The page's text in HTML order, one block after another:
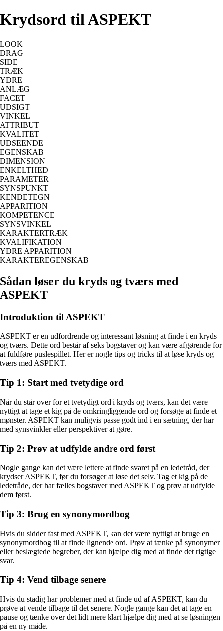
Krydsord til ASPEKT
LOOK
DRAG
SIDE
TRÆK
YDRE
ANLÆG
FACET
UDSIGT
VINKEL
ATTRIBUT
KVALITET
UDSEENDE
EGENSKAB
DIMENSION
ENKELTHED
PARAMETER
SYNSPUNKT
KENDETEGN
APPARITION
KOMPETENCE
SYNSVINKEL
KARAKTERTRÆK
KVALIFIKATION
YDRE APPARITION
KARAKTEREGENSKAB
Sådan løser du kryds og tværs med
ASPEKT
Introduktion til ASPEKT
ASPEKT er en udfordrende og interessant løsning at finde i en kryds
og tværs. Dette ord består af seks bogstaver og kan være afgørende for
at fuldføre puslespillet. Her er nogle tips og tricks til at løse kryds og
tværs med ASPEKT.
Tip 1: Start med tvetydige ord
Når du står over for et tvetydigt ord i kryds og tværs, kan det være
nyttigt at tage et kig på de omkringliggende ord og forsøge at finde et
mønster. ASPEKT kan muligvis passe godt ind i en sætning, der har
med synsvinkler eller perspektiver at gøre.
Tip 2: Prøv at udfylde andre ord først
Nogle gange kan det være lettere at finde svaret på en ledetråd, der
krydser ASPEKT, før du forsøger at løse det selv. Tag et kig på de
ledetråde, der har fælles bogstaver med ASPEKT og prøv at udfylde
dem først.
Tip 3: Brug en synonymordbog
Hvis du sidder fast med ASPEKT, kan det være nyttigt at bruge en
synonymordbog til at finde lignende ord. Prøv at tænke på synonymer
eller beslægtede begreber, der kan hjælpe dig med at finde det rigtige
svar.
Tip 4: Vend tilbage senere
Hvis du stadig har problemer med at finde ud af ASPEKT, kan du
prøve at vende tilbage til det senere. Nogle gange kan det at tage en
pause og tænke over det lidt mere klart hjælpe dig med at se løsningen
på en ny måde.